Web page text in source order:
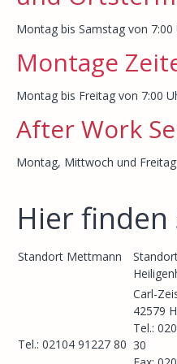
Montag bis Samstag von 7:00
Montage
Montag bis Freitag von 7:00
After Work
Montag, Mittwoch und
Hier finden
Standort Mettmann
Tel.: 02104 91227 80
Carl-
42579
Tel.:
30